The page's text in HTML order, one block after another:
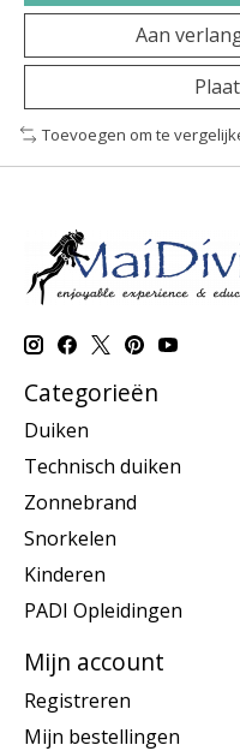
Aan
Toevoegen om te
Categorieën
Duiken
Technisch duiken
Zonnebrand
Snorkelen
Kinderen
PADI Opleidingen
Mijn account
Registreren
Mijn bestellingen